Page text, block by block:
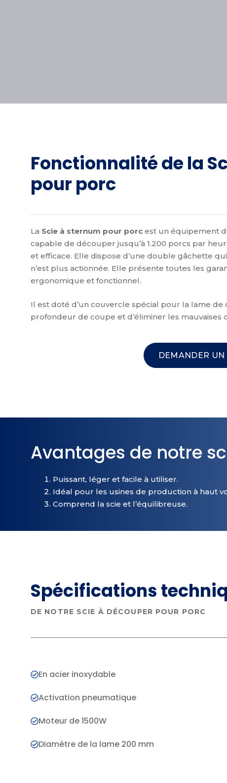
Fonctionnalité de la
pour porc
La Scie à sternum pour porc est un équipement
capable de découper jusqu’à 1.200 porcs par
et efficace. Elle dispose d’une double gâchette
n’est plus actionnée. Elle présente toutes les
ergonomique et fonctionnel.
Il est doté d’un couvercle spécial pour la lame
profondeur de coupe et d’éliminer les mauvaises
DEMANDER UN
Avantages de notre
Puissant, léger et facile à utiliser.
Idéal pour les usines de production à haut
Comprend la scie et l’équilibreuse.
Spécifications
DE NOTRE SCIE À DÉCOUPER POUR PORC
En acier inoxydable
Activation pneumatique
Moteur de 1500W
Diamètre de la lame 200 mm